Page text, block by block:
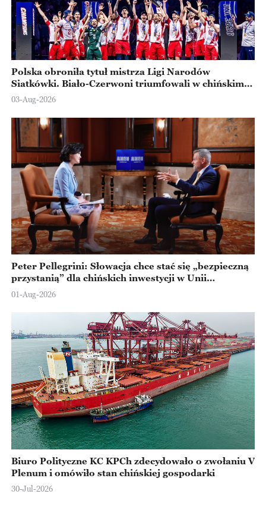
Polska obroniła tytuł mistrza Ligi Narodów
Siatkówki. Biało-Czerwoni triumfowali w chińskim
Ningbo
03-Aug-2026
Peter Pellegrini: Słowacja chce stać się „bezpieczną
przystanią” dla chińskich inwestycji w Unii
Europejskiej
01-Aug-2026
Biuro Polityczne KC KPCh zdecydowało o zwołaniu V
Plenum i omówiło stan chińskiej gospodarki
30-Jul-2026